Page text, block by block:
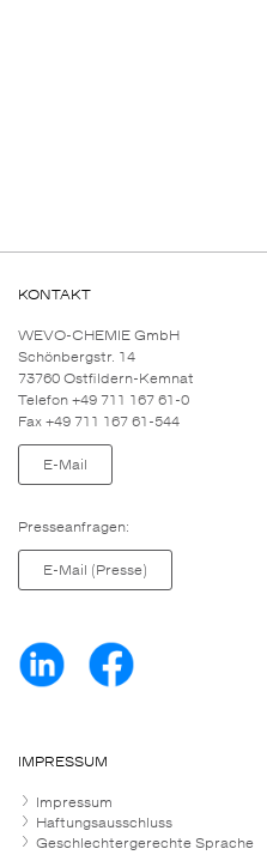
KONTAKT
WEVO-CHEMIE GmbH
Schönbergstr. 14
73760 Ostfildern-Kemnat
Telefon +49 711 167 61-0
Fax +49 711 167 61-544
E-Mail
Presseanfragen:
E-Mail (Presse)
IMPRESSUM
Impressum
Haftungsausschluss
Geschlechtergerechte Sprache